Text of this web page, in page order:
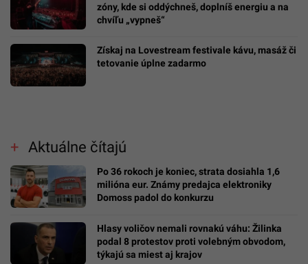
zóny, kde si oddýchneš, doplníš energiu a na
chvíľu „vypneš“
Získaj na Lovestream festivale kávu, masáž či
tetovanie úplne zadarmo
Aktuálne čítajú
Po 36 rokoch je koniec, strata dosiahla 1,6
milióna eur. Známy predajca elektroniky
Domoss padol do konkurzu
Hlasy voličov nemali rovnakú váhu: Žilinka
podal 8 protestov proti volebným obvodom,
týkajú sa miest aj krajov